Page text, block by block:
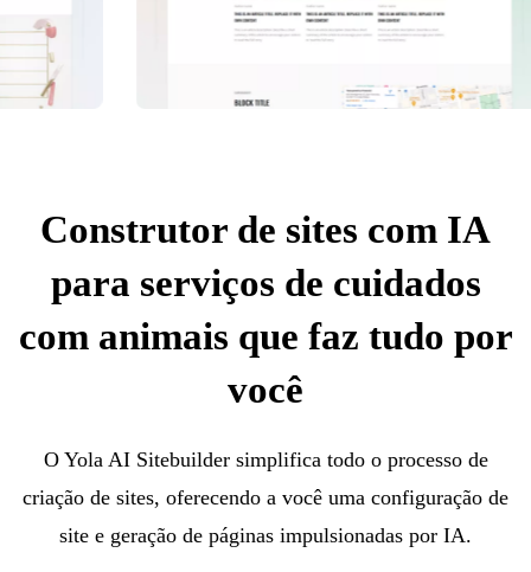
Construtor de sites com IA
para serviços de cuidados
com animais que faz tudo por
você
O Yola AI Sitebuilder simplifica todo o processo de
criação de sites, oferecendo a você uma configuração de
site e geração de páginas impulsionadas por IA.